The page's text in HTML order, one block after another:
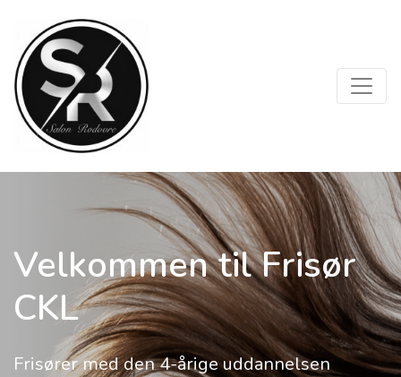
Velkommen til Frisør
CKL
Frisører med den 4-årige uddannelsen